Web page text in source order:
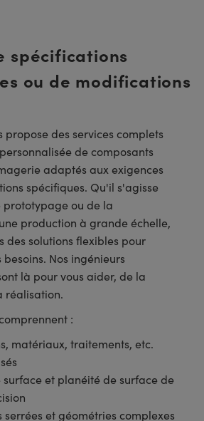
spécifications
ou de modifications
propose des services complets
de composants
adaptés aux exigences
spécifiques. Qu'il s'agisse
prototypage ou de la
production à grande échelle,
des solutions flexibles pour
Nos ingénieurs
là pour vous aider, de la
réalisation.
:
matériaux, traitements, etc.
et planéité de surface de
serrées et géométries complexes